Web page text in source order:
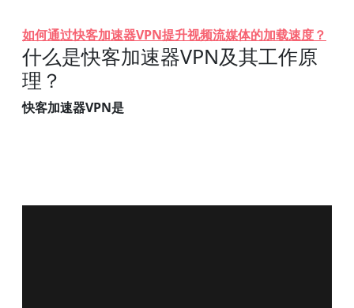
如何通过快客加速器VPN提升视频流媒体的加载速度？
什么是快客加速器VPN及其工作原
理？
快客加速器VPN是